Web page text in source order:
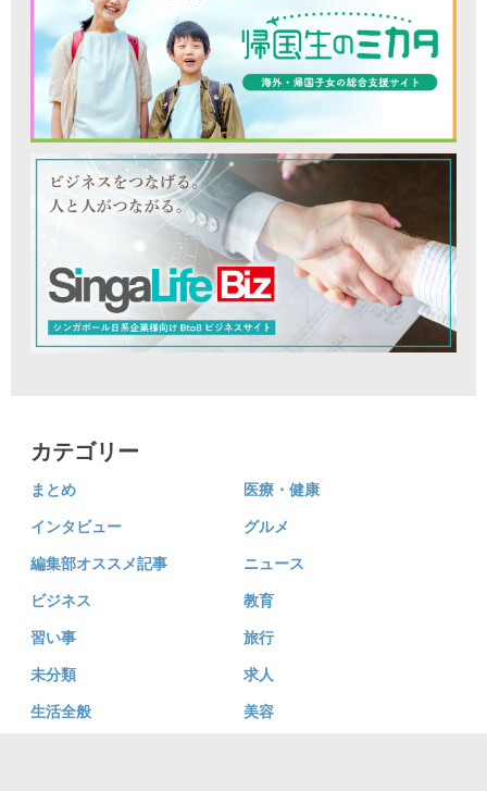
カテゴリー
まとめ 医療・健康
インタビュー グルメ
編集部オススメ記事 ニュース
ビジネス 教育
習い事 旅行
未分類 求人
生活全般 美容